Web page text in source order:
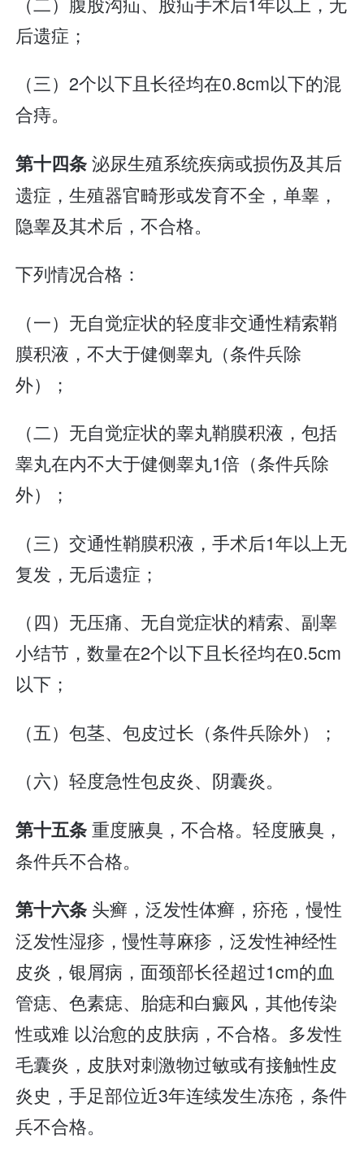
后遗症；
（三）2个以下且长径均在0.8cm以下的混
合痔。
第十四条泌尿生殖系统疾病或损伤及其后
遗症，生殖器官畸形或发育不全，单睾，
隐睾及其术后，不合格。
下列情况合格：
（一）无自觉症状的轻度非交通性精索鞘
膜积液，不大于健侧睾丸（条件兵除
外）；
（二）无自觉症状的睾丸鞘膜积液，包括
睾丸在内不大于健侧睾丸1倍（条件兵除
外）；
（三）交通性鞘膜积液，手术后1年以上无
复发，无后遗症；
（四）无压痛、无自觉症状的精索、副睾
小结节，数量在2个以下且长径均在0.5cm
以下；
（五）包茎、包皮过长（条件兵除外）；
（六）轻度急性包皮炎、阴囊炎。
第十五条重度腋臭，不合格。轻度腋臭，
条件兵不合格。
第十六条 头癣，泛发性体癣，疥疮，慢性
泛发性湿疹，慢性荨麻疹，泛发性神经性
皮炎，银屑病，面颈部长径超过1cm的血
管痣、色素痣、胎痣和白癜风，其他传染
性或难 以治愈的皮肤病，不合格。多发性
毛囊炎，皮肤对刺激物过敏或有接触性皮
炎史，手足部位近3年连续发生冻疮，条件
兵不合格。